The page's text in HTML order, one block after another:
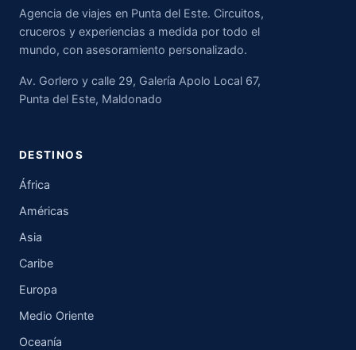
Agencia de viajes en Punta del Este. Circuitos,
cruceros y experiencias a medida por todo el
mundo, con asesoramiento personalizado.
Av. Gorlero y calle 29, Galería Apolo Local 67,
Punta del Este, Maldonado
DESTINOS
África
Américas
Asia
Caribe
Europa
Medio Oriente
Oceanía